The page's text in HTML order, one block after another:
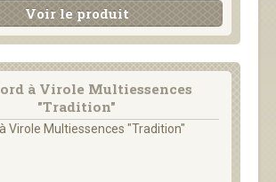
Voir le produit
à Virole Multiessences
"Tradition"